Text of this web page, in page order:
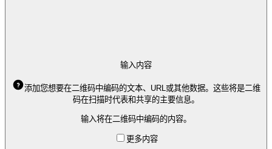
输入内容
添加您想要在二维码中编码的文本、URL或其他数据。这些将是二维
码在扫描时代表和共享的主要信息。
输入将在二维码中编码的内容。
更多内容